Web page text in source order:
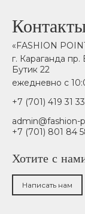
«FASHION
г. Караганда
Бутик 22
ежедневно с
+7 (701) 419 31 33
admin@fashion-
+7 (701) 801 84
Хотите с
Написать нам